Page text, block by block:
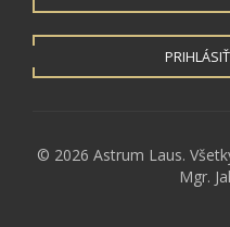
© 2026 Astrum Laus.
Mgr.